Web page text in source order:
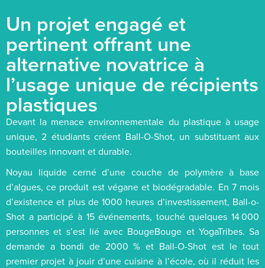
Un projet engagé et
pertinent offrant une
alternative novatrice à
l’usage unique de récipients
plastiques
Devant la menace environnementale du plastique à usage
unique, 2 étudiants créent Ball-O-Shot, un substituant aux
bouteilles innovant et durable.
Noyau liquide cerné d’une couche de polymère à base
d’algues, ce produit est végane et biodégradable. En 7 mois
d’existence et plus de 1000 heures d’investissement, Ball-o-
Shot a participé à 15 événements, touché quelques 14 000
personnes et s’est lié avec BougeBouge et YogaTribes. Sa
demande a bondi de 2000 % et Ball-O-Shot est le tout
premier projet à jouir d’une cuisine à l’école, où il réduit les